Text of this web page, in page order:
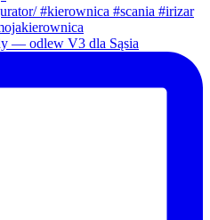
— odlew V3 dla Sąsia